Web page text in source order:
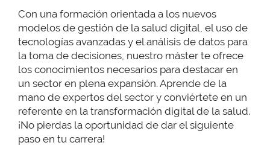
Con una formación orientada a los nuevos
modelos de gestión de la salud digital, el uso de
tecnologías avanzadas y el análisis de datos para
la toma de decisiones, nuestro máster te ofrece
los conocimientos necesarios para destacar en
un sector en plena expansión. Aprende de la
mano de expertos del sector y conviértete en un
referente en la transformación digital de la salud.
¡No pierdas la oportunidad de dar el siguiente
paso en tu carrera!